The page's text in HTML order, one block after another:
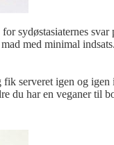
sydøstasiaternes
med minimal
serveret igen og
du har en veganer til